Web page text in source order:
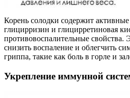
Корень солодки содержит активные
глицирризин и глицирретиновая
противовоспалительные свойства.
снизить воспаление и облегчить
гриппа, такие как боль в горле и
Укрепление иммунной